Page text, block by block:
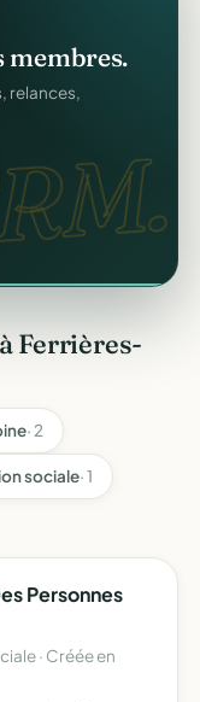
votre pilotage
membres.
relances,
Ferrières-
· 2
sociale· 1
Personnes
· Créée en